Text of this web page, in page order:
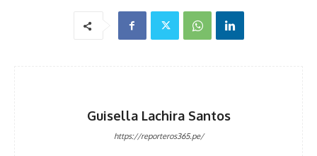
Guisella Lachira Santos
https://reporteros365.pe/